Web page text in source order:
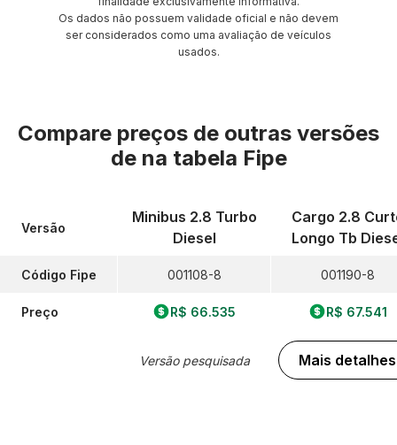
Os dados não possuem validade oficial e não devem
ser considerados como uma avaliação de veículos
usados.
Compare preços de outras versões
de na tabela Fipe
Versão
Código Fipe
Preço
Minibus 2.8 Turbo
Diesel
001108-8
R$ 66.535
Versão pesquisada
Cargo 2.8
Longo Tb
001190-8
R$ 67.541
Mais detalhes